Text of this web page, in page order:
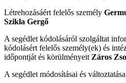
Létrehozásáért felelős személy
Szikla Gergő
A segédlet kódolásáról szolgáltat
kódolásért felelős személy(ek) és
időpontját és körülményeit Záros
A segédlet módosításai és